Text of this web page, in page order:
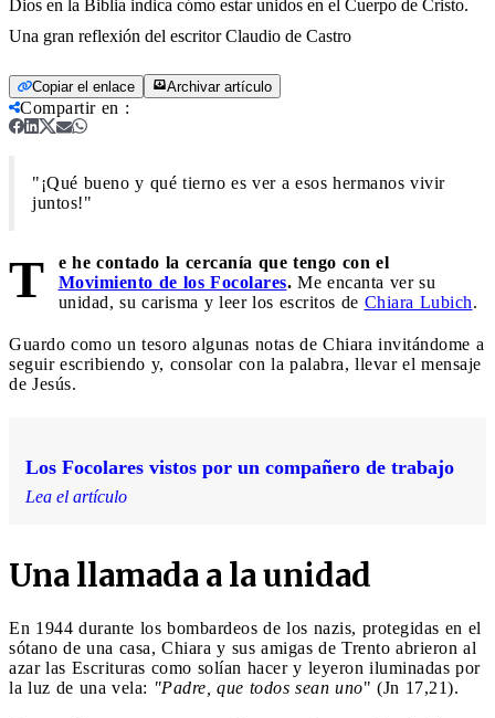
Dios en la Biblia indica cómo estar unidos en el Cuerpo de Cristo.
Una gran reflexión del escritor Claudio de Castro
Copiar el enlace Archivar artículo
Compartir en :
"¡Qué bueno y qué tierno es ver a esos hermanos vivir
juntos!"
T
e he contado la cercanía que tengo con el
Movimiento de los Focolares. Me encanta ver su
unidad, su carisma y leer los escritos de Chiara Lubich.
Guardo como un tesoro algunas notas de Chiara invitándome a
seguir escribiendo y, consolar con la palabra, llevar el mensaje
de Jesús.
Los Focolares vistos por un compañero de trabajo
Lea el artículo
Una llamada a la unidad
En 1944 durante los bombardeos de los nazis, protegidas en el
sótano de una casa, Chiara y sus amigas de Trento abrieron al
azar las Escrituras como solían hacer y leyeron iluminadas por
la luz de una vela: "Padre, que todos sean uno" (Jn 17,21).